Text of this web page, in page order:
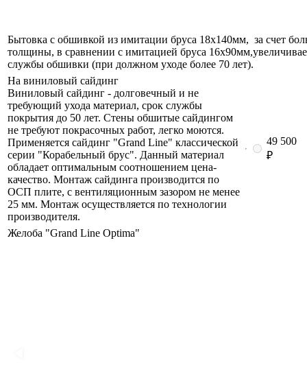
Бытовка с обшивкой из имитации бруса 18х140мм, за счет
толщины, в сравнении с имитацией бруса
службы обшивки (при должном уходе более 70 лет).
На виниловый сайдинг
Виниловый сайдинг - долговечный и не
требующий ухода материал, срок службы
покрытия до 50 лет. Стены обшитые сайдингом
не требуют покрасочных работ, легко моются.
Применяется сайдинг "Grand Line" классической
серии "Корабельный брус". Данный материал
обладает оптимальным соотношением цена-
качество. Монтаж сайдинга производится по
ОСП плите, с вентиляционным зазором не менее
25 мм. Монтаж осуществляется по технологии
производителя.
49 500
₽
Желоба "Grand Line Optima"